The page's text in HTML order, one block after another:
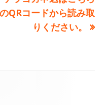
ーの
のQRコードから読み取
りください。